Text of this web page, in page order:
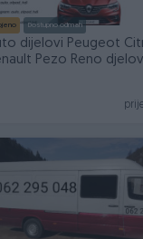
Dostupno odmah
dijelovi Peugeot
Pezo Reno